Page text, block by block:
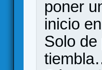
poner
inicio
Solo